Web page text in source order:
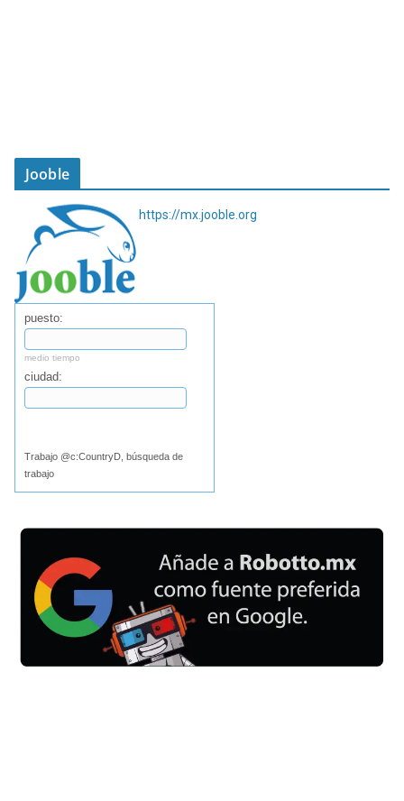
Jooble
https://mx.jooble.org
puesto:
medio tiempo
ciudad:
Trabajo @c:CountryD, búsqueda de
trabajo